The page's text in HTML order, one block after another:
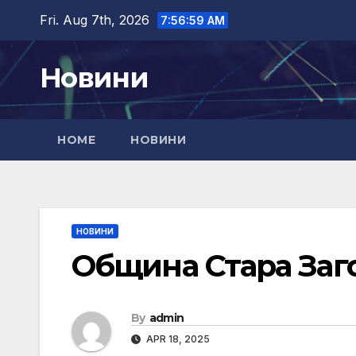
content
Fri. Aug 7th, 2026 7:57:00 AM
Новини
HOME НОВИНИ
НОВИНИ
Община Стара
By admin
APR 18, 2025